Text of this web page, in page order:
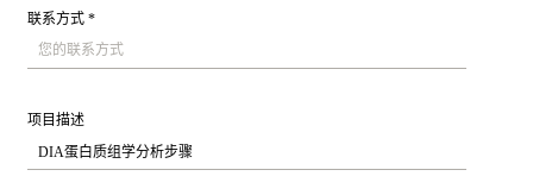
联系方式 *
项目描述